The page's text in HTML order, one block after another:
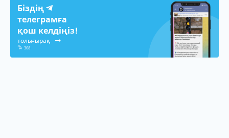
Біздің
телеграмға
қош келдіңіз!
толығырақ
308